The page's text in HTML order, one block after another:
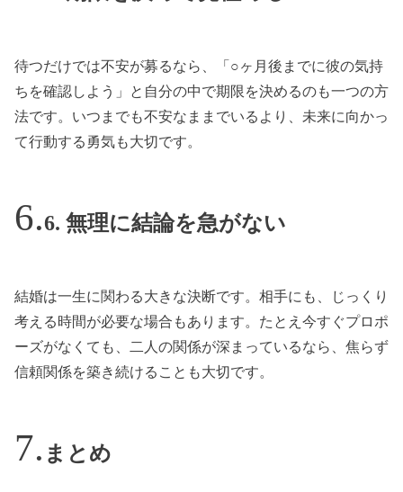
待つだけでは不安が募るなら、「○ヶ月後までに彼の気持
ちを確認しよう」と自分の中で期限を決めるのも一つの方
法です。いつまでも不安なままでいるより、未来に向かっ
て行動する勇気も大切です。
6. 無理に結論を急がない
結婚は一生に関わる大きな決断です。相手にも、じっくり
考える時間が必要な場合もあります。たとえ今すぐプロポ
ーズがなくても、二人の関係が深まっているなら、焦らず
信頼関係を築き続けることも大切です。
まとめ